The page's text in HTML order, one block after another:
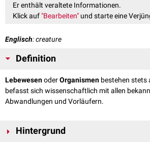
Er enthält veraltete Informationen.
Klick auf "Bearbeiten" und starte eine
Englisch: creature
Definition
LebewesenoderOrganismen bestehen stets
befasst sich wissenschaftlich mit allen
Abwandlungen und Vorläufern.
Hintergrund